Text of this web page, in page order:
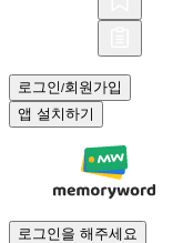
로그인/회원가입
앱 설치하기
로그인을 해주세요